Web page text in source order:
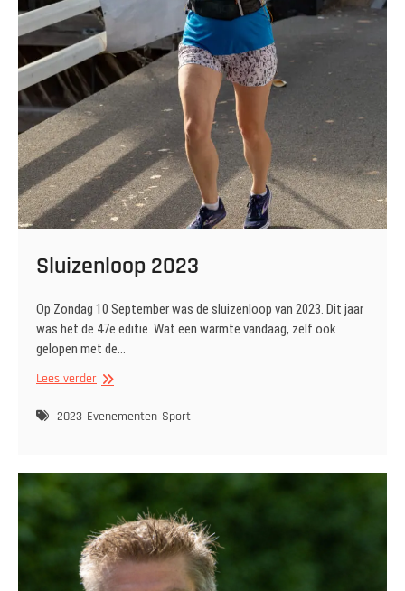
Sluizenloop 2023
Op Zondag 10 September was de sluizenloop van 2023. Dit jaar
was het de 47e editie. Wat een warmte vandaag, zelf ook
gelopen met de…
Lees verderSluizenloop
2023 Evenementen Sport